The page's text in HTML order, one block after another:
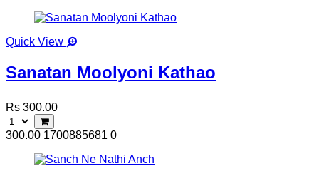
Quick View
Sanatan Moolyoni Kathao
Rs 300.00
300.00 1700885681 0